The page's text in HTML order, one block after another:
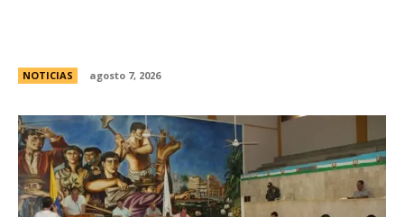
NOTICIAS agosto 7, 2026